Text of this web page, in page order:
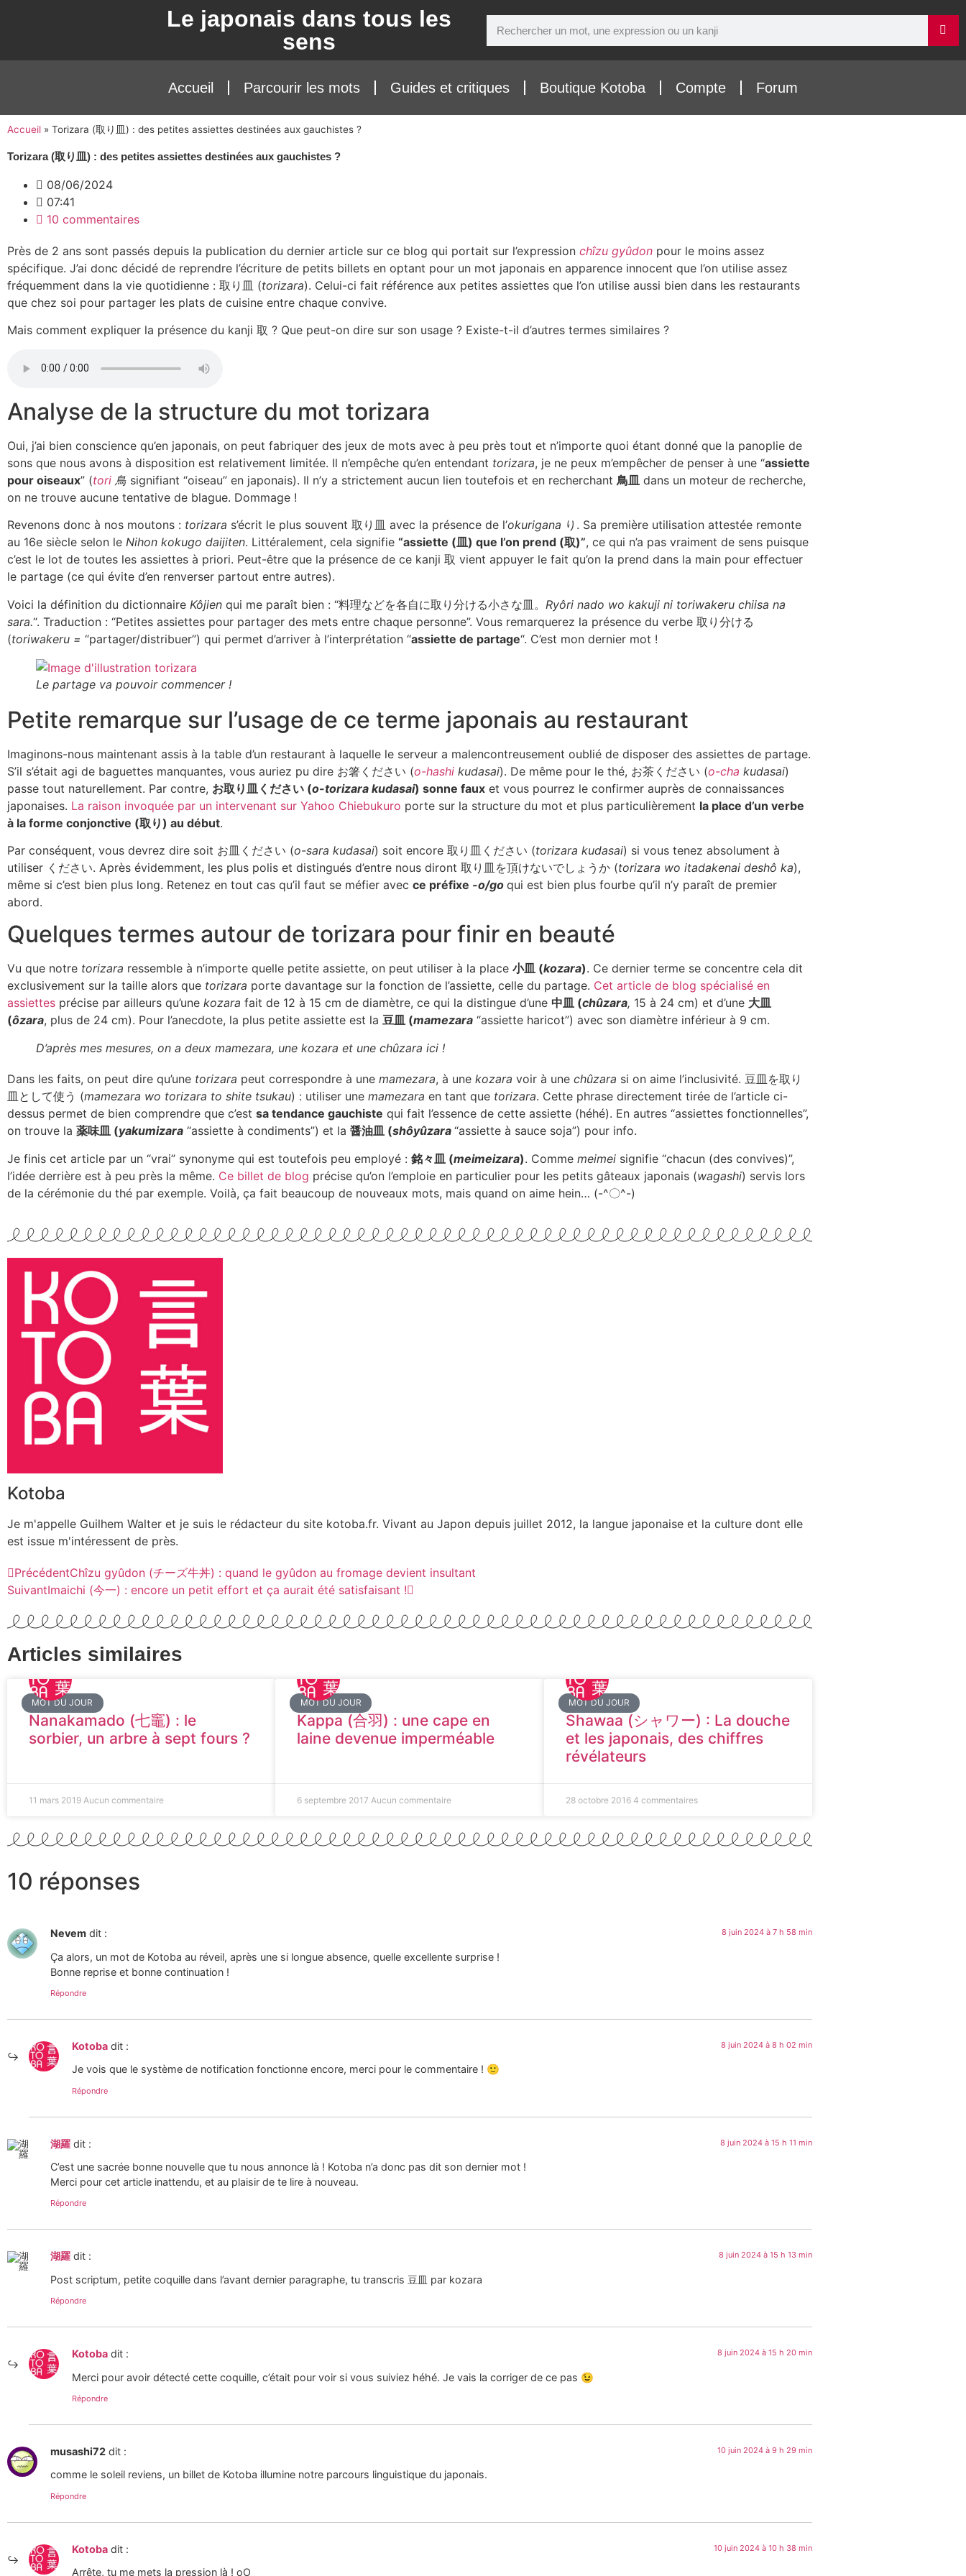
Le japonais dans tous les
sens
Accueil Parcourir les mots Guides et critiques Boutique Kotoba Compte Forum
Accueil » Torizara (取り皿) : des petites assiettes destinées aux gauchistes ?
Torizara (取り皿) : des petites assiettes destinées aux gauchistes ?
08/06/2024
07:41
10 commentaires
Près de 2 ans sont passés depuis la publication du dernier article sur ce blog qui portait sur l’expression chîzu gyûdon pour le moins assez
spécifique. J’ai donc décidé de reprendre l’écriture de petits billets en optant pour un mot japonais en apparence innocent que l’on utilise assez
fréquemment dans la vie quotidienne : 取り皿 (torizara). Celui-ci fait référence aux petites assiettes que l’on utilise aussi bien dans les restaurants
que chez soi pour partager les plats de cuisine entre chaque convive.
Mais comment expliquer la présence du kanji 取 ? Que peut-on dire sur son usage ? Existe-t-il d’autres termes similaires ?
Analyse de la structure du mot torizara
Oui, j’ai bien conscience qu’en japonais, on peut fabriquer des jeux de mots avec à peu près tout et n’importe quoi étant donné que la panoplie de
sons que nous avons à disposition est relativement limitée. Il n’empêche qu’en entendant torizara, je ne peux m’empêcher de penser à une “assiette
pour oiseaux” (tori 鳥 signifiant “oiseau” en japonais). Il n’y a strictement aucun lien toutefois et en recherchant 鳥皿 dans un moteur de recherche,
on ne trouve aucune tentative de blague. Dommage !
Revenons donc à nos moutons : torizara s’écrit le plus souvent 取り皿 avec la présence de l’okurigana り. Sa première utilisation attestée remonte
au 16e siècle selon le Nihon kokugo daijiten. Littéralement, cela signifie “assiette (皿) que l’on prend (取)”, ce qui n’a pas vraiment de sens puisque
c’est le lot de toutes les assiettes à priori. Peut-être que la présence de ce kanji 取 vient appuyer le fait qu’on la prend dans la main pour effectuer
le partage (ce qui évite d’en renverser partout entre autres).
Voici la définition du dictionnaire Kôjien qui me paraît bien : “料理などを各自に取り分ける小さな皿。 Ryôri nado wo kakuji ni toriwakeru chiisa na
sara.“. Traduction : “Petites assiettes pour partager des mets entre chaque personne”. Vous remarquerez la présence du verbe 取り分ける
(toriwakeru = “partager/distribuer”) qui permet d’arriver à l’interprétation “assiette de partage“. C’est mon dernier mot !
Le partage va pouvoir commencer !
Petite remarque sur l’usage de ce terme japonais au restaurant
Imaginons-nous maintenant assis à la table d’un restaurant à laquelle le serveur a malencontreusement oublié de disposer des assiettes de partage.
S’il s’était agi de baguettes manquantes, vous auriez pu dire お箸ください (o-hashi kudasai). De même pour le thé, お茶ください (o-cha kudasai)
passe tout naturellement. Par contre, お取り皿ください (o-torizara kudasai) sonne faux et vous pourrez le confirmer auprès de connaissances
japonaises. La raison invoquée par un intervenant sur Yahoo Chiebukuro porte sur la structure du mot et plus particulièrement la place d’un verbe
à la forme conjonctive (取り) au début.
Par conséquent, vous devrez dire soit お皿ください (o-sara kudasai) soit encore 取り皿ください (torizara kudasai) si vous tenez absolument à
utiliser ください. Après évidemment, les plus polis et distingués d’entre nous diront 取り皿を頂けないでしょうか (torizara wo itadakenai deshô ka),
même si c’est bien plus long. Retenez en tout cas qu’il faut se méfier avec ce préfixe -o/go qui est bien plus fourbe qu’il n’y paraît de premier
abord.
Quelques termes autour de torizara pour finir en beauté
Vu que notre torizara ressemble à n’importe quelle petite assiette, on peut utiliser à la place 小皿 (kozara). Ce dernier terme se concentre cela dit
exclusivement sur la taille alors que torizara porte davantage sur la fonction de l’assiette, celle du partage. Cet article de blog spécialisé en
assiettes précise par ailleurs qu’une kozara fait de 12 à 15 cm de diamètre, ce qui la distingue d’une 中皿 (chûzara, 15 à 24 cm) et d’une 大皿
(ôzara, plus de 24 cm). Pour l’anecdote, la plus petite assiette est la 豆皿 (mamezara “assiette haricot”) avec son diamètre inférieur à 9 cm.
D’après mes mesures, on a deux mamezara, une kozara et une chûzara ici !
Dans les faits, on peut dire qu’une torizara peut correspondre à une mamezara, à une kozara voir à une chûzara si on aime l’inclusivité. 豆皿を取り
皿として使う (mamezara wo torizara to shite tsukau) : utiliser une mamezara en tant que torizara. Cette phrase directement tirée de l’article ci-
dessus permet de bien comprendre que c’est sa tendance gauchiste qui fait l’essence de cette assiette (héhé). En autres “assiettes fonctionnelles”,
on trouve la 薬味皿 (yakumizara “assiette à condiments”) et la 醤油皿 (shôyûzara “assiette à sauce soja”) pour info.
Je finis cet article par un “vrai” synonyme qui est toutefois peu employé : 銘々皿 (meimeizara). Comme meimei signifie “chacun (des convives)”,
l’idée derrière est à peu près la même. Ce billet de blog précise qu’on l’emploie en particulier pour les petits gâteaux japonais (wagashi) servis lors
de la cérémonie du thé par exemple. Voilà, ça fait beaucoup de nouveaux mots, mais quand on aime hein… (-^〇^-)
Kotoba
Je m'appelle Guilhem Walter et je suis le rédacteur du site kotoba.fr. Vivant au Japon depuis juillet 2012, la langue japonaise et la culture dont elle
est issue m'intéressent de près.
PrécédentChîzu gyûdon (チーズ牛丼) : quand le gyûdon au fromage devient insultant
SuivantImaichi (今一) : encore un petit effort et ça aurait été satisfaisant !
Articles similaires
MOT DU JOUR
Nanakamado (七竈) : le
sorbier, un arbre à sept fours ?
11 mars 2019 Aucun commentaire
MOT DU JOUR
Kappa (合羽) : une cape en
laine devenue imperméable
6 septembre 2017Aucun commentaire
MOT DU JOUR
Shawaa (シャワー) : La douche
et les japonais, des chiffres
révélateurs
28 octobre 2016 4 commentaires
10 réponses
Nevem dit : 8 juin 2024 à 7 h 58 min
Ça alors, un mot de Kotoba au réveil, après une si longue absence, quelle excellente surprise !
Bonne reprise et bonne continuation !
Répondre
Kotoba dit : 8 juin 2024 à 8 h 02 min
Je vois que le système de notification fonctionne encore, merci pour le commentaire ! 🙂
Répondre
湖羅 dit : 8 juin 2024 à 15 h 11 min
C’est une sacrée bonne nouvelle que tu nous annonce là ! Kotoba n’a donc pas dit son dernier mot !
Merci pour cet article inattendu, et au plaisir de te lire à nouveau.
Répondre
湖羅 dit : 8 juin 2024 à 15 h 13 min
Post scriptum, petite coquille dans l’avant dernier paragraphe, tu transcris 豆皿 par kozara
Répondre
Kotoba dit : 8 juin 2024 à 15 h 20 min
Merci pour avoir détecté cette coquille, c’était pour voir si vous suiviez héhé. Je vais la corriger de ce pas 😉
Répondre
musashi72 dit : 10 juin 2024 à 9 h 29 min
comme le soleil reviens, un billet de Kotoba illumine notre parcours linguistique du japonais.
Répondre
Kotoba dit : 10 juin 2024 à 10 h 38 min
Arrête, tu me mets la pression là ! oO